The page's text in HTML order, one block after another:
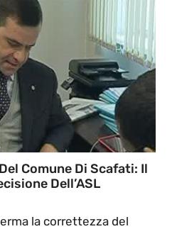
Comune Di Scafati: Il
Dell’ASL
la correttezza del